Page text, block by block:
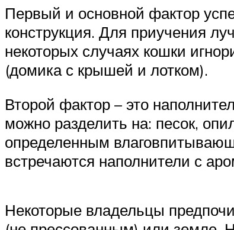
Первый и основной фактор
конструкция. Для приучения
некоторых случаях кошки
(домика с крышей и лотком).
Второй фактор – это
можно разделить на: песок,
определенным
встречаются наполнители с
Некоторые владельцы